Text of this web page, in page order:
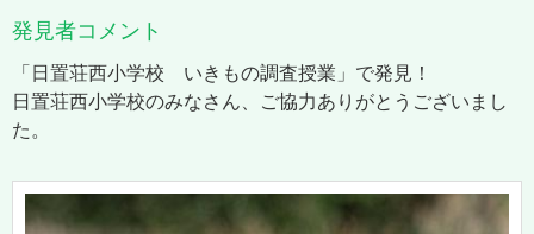
発見者コメント
「日置荘西小学校 いきもの調査授業」で発見！
日置荘西小学校のみなさん、ご協力ありがとうございまし
た。